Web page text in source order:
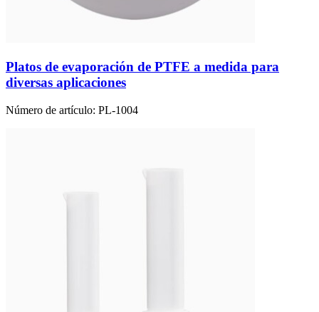
Platos de evaporación de PTFE a medida para
diversas aplicaciones
Número de artículo: PL-1004